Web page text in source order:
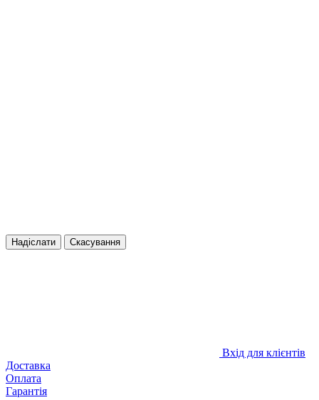
Надіслати Скасування
Вхід для клієнтів
Доставка
Оплата
Гарантія